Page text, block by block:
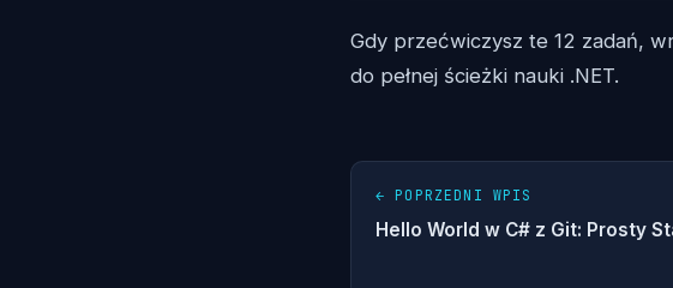
Gdy przećwiczysz te 12 zadań,
do pełnej ścieżki nauki .NET.
← POPRZEDNI WPIS
Hello World w C# z Git: Prosty